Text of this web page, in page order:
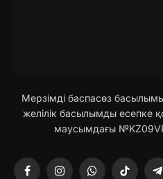
Мерзімді баспасөз
желілік басылымды есепке
маусымдағы
FacebookInstagramWhatsAppTikTok